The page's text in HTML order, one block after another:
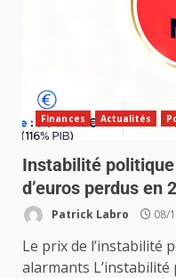
Finances Actualités
Instabilité
d’euros perdus en
Patrick Labro 08/
Le prix de l’instabilité
alarmants L’instabilité